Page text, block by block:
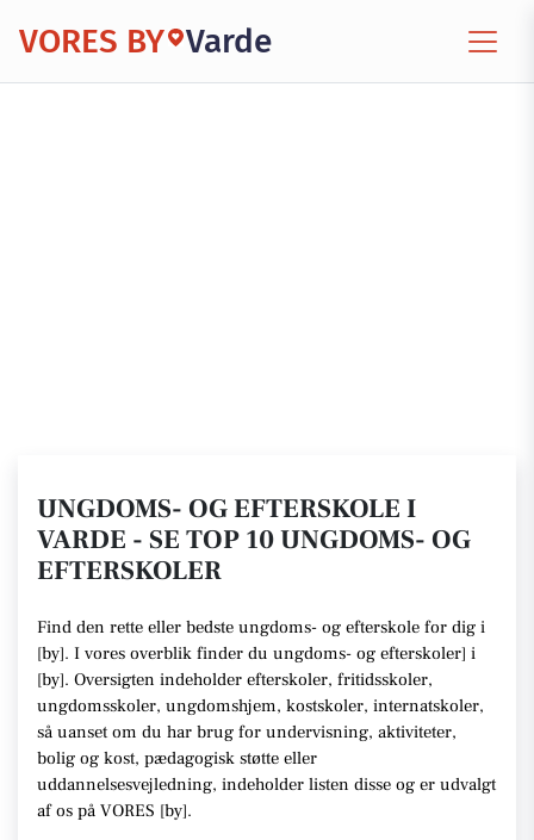
VORES BY Varde
UNGDOMS- OG EFTERSKOLE I
VARDE - SE TOP 10 UNGDOMS- OG
EFTERSKOLER
Find den rette eller bedste ungdoms- og efterskole for dig i
[by]. I vores overblik finder du ungdoms- og efterskoler] i
[by]. Oversigten indeholder efterskoler, fritidsskoler,
ungdomsskoler, ungdomshjem, kostskoler, internatskoler,
så uanset om du har brug for undervisning, aktiviteter,
bolig og kost, pædagogisk støtte eller
uddannelsesvejledning, indeholder listen disse og er udvalgt
af os på VORES [by].